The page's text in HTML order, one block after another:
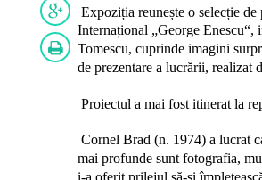
Expoziția reunește o selecție
Internațional „George Enescu“,
Tomescu, cuprinde imagini
de prezentare a lucrării, realizat
Proiectul a mai fost itinerat la
Cornel Brad (n. 1974) a lucrat
mai profunde sunt fotografia,
i-a oferit prilejul să-și